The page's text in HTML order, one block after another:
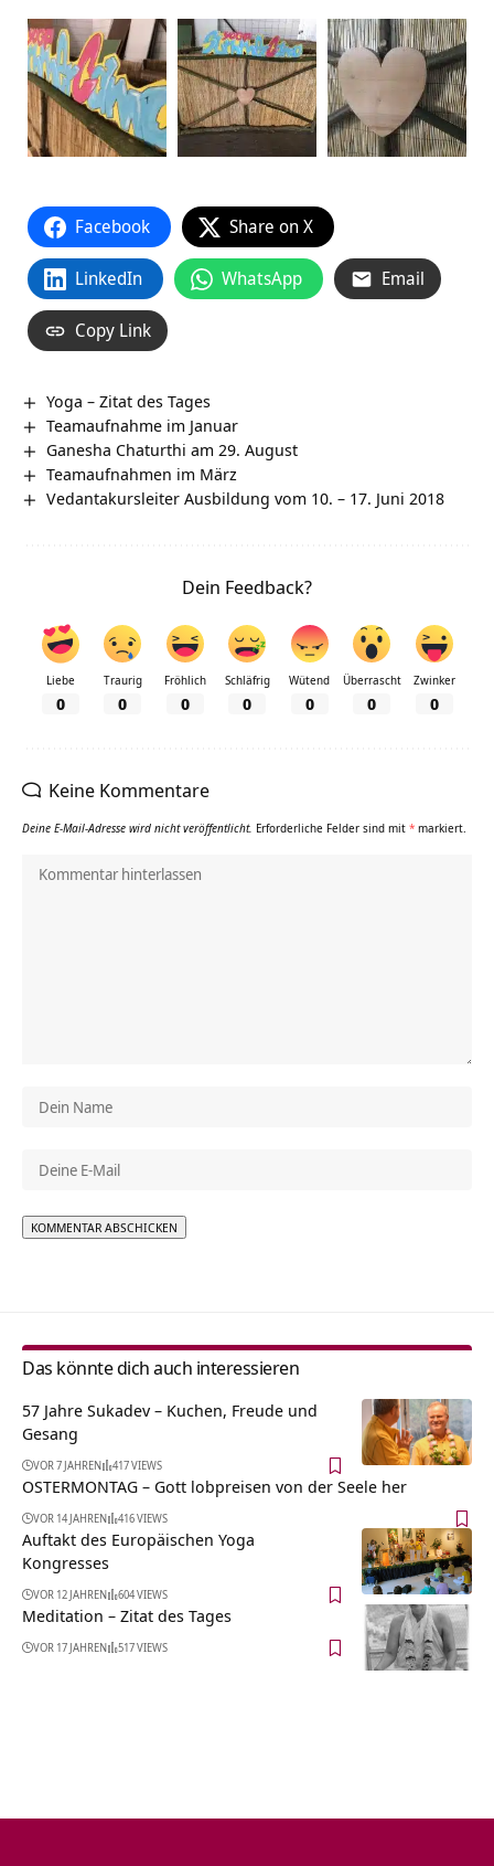
Facebook Share on X
LinkedIn WhatsApp Email
Copy Link
Yoga – Zitat des Tages
Teamaufnahme im Januar
Ganesha Chaturthi am 29. August
Teamaufnahmen im März
Vedantakursleiter Ausbildung vom 10. – 17. Juni 2018
Dein Feedback?
Liebe
0
Traurig
0
Fröhlich
0
Schläfrig
0
Wütend
0
Überrascht
0
Zwinker
0
Keine Kommentare
Deine E-Mail-Adresse wird nicht veröffentlicht. Erforderliche Felder sind mit * markiert.
Das könnte dich auch interessieren
57 Jahre Sukadev – Kuchen, Freude und
Gesang
VOR 7 JAHREN 417 VIEWS
OSTERMONTAG – Gott lobpreisen von der Seele her
VOR 14 JAHREN 416 VIEWS
Auftakt des Europäischen Yoga
Kongresses
VOR 12 JAHREN 604 VIEWS
Meditation – Zitat des Tages
VOR 17 JAHREN 517 VIEWS